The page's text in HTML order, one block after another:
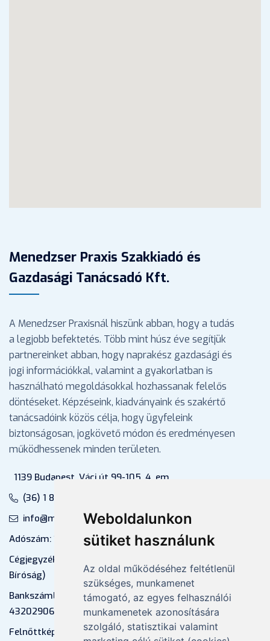
Weboldalunkon
sütiket használunk
Az oldal működéséhez feltétlenül
szükséges, munkamenet
támogató, az egyes felhasználói
munkamenetek azonosítására
szolgáló, statisztikai valamint
Menedzser Praxis Szakkiadó és
Gazdasági Tanácsadó Kft.
A Menedzser Praxisnál hiszünk abban, hogy a tudás
a legjobb befektetés. Több mint húsz éve segítjük
partnereinket abban, hogy naprakész gazdasági és
jogi információkkal, valamint a gyakorlatban is
használható megoldásokkal hozhassanak felelős
döntéseket. Képzéseink, kiadványaink és szakértő
tanácsadóink közös célja, hogy ügyfeleink
biztonságosan, jogkövető módon és eredményesen
működhessenek minden területen.
1139 Budapest, Váci út 99-105. 4. em.
(36) 1 880 76 00
info@mprx.hu
Adószám: 13598145-2-41
Cégjegyzékszám: 01-09-883770 (Fővárosi
Bíróság)
Bankszámlaszám: CIB Bank, 10700581-
43202906-51100005
Felnőttképzési nyilvántartási szám: